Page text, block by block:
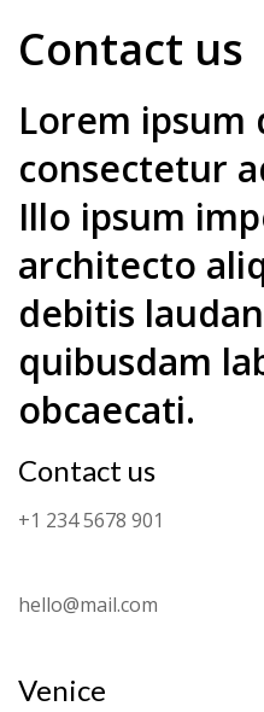
Contact us
Lorem ipsum
consectetur
Illo ipsum
architecto
debitis
quibusdam
obcaecati.
Contact us
+1 234 5678 901
hello@mail.com
Venice